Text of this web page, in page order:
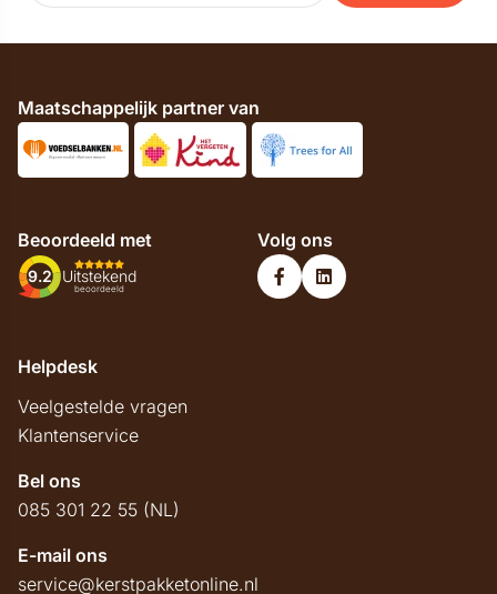
Maatschappelijk partner van
Beoordeeld met
9.2 Uitstekend
beoordeeld
Volg ons
Helpdesk
Veelgestelde vragen
Klantenservice
Bel ons
085 301 22 55 (NL)
E-mail ons
service@kerstpakketonline.nl